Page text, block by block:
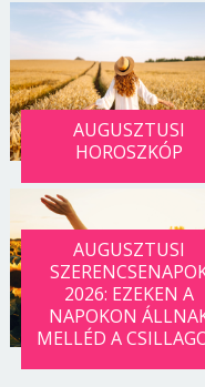
AUGUSZTUSI
HOROSZKÓP
AUGUSZTUSI
2026: EZEKEN A
NAPOKON
MELLÉD A